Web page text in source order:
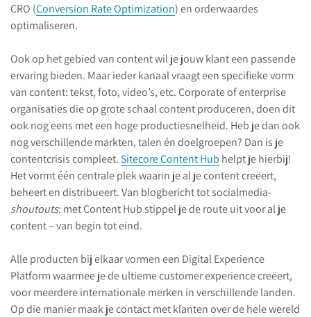
CRO (Conversion Rate Optimization) en orderwaardes
optimaliseren.
Ook op het gebied van content wil je jouw klant een passende
ervaring bieden. Maar ieder kanaal vraagt een specifieke vorm
van content: tekst, foto, video’s, etc. Corporate of enterprise
organisaties die op grote schaal content produceren, doen dit
ook nog eens met een hoge productiesnelheid. Heb je dan ook
nog verschillende markten, talen én doelgroepen? Dan is je
contentcrisis compleet.Sitecore Content Hub helpt je hierbij!
Het vormt één centrale plek waarin je al je content creëert,
beheert en distribueert. Van blogbericht tot socialmedia-
shoutouts: met Content Hub stippel je de route uit voor al je
content – van begin tot eind.
Alle producten bij elkaar vormen een Digital Experience
Platform waarmee je de ultieme customer experience creëert,
voor meerdere internationale merken in verschillende landen.
Op die manier maak je contact met klanten over de hele wereld